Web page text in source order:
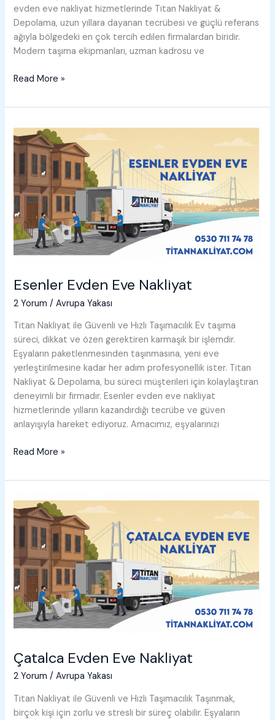
evden eve nakliyat hizmetlerinde Titan Nakliyat &
Depolama, uzun yıllara dayanan tecrübesi ve güçlü referans
ağıyla bölgedeki en çok tercih edilen firmalardan biridir.
Modern taşıma ekipmanları, uzman kadrosu ve
Esenyurt
Eve
Read More »
Esenler Evden Eve Nakliyat
2 Yorum /Avrupa Yakası
Titan Nakliyat ile Güvenli ve Hızlı Taşımacılık Ev taşıma
süreci, dikkat ve özen gerektiren karmaşık bir işlemdir.
Eşyaların paketlenmesinden taşınmasına, yeni eve
yerleştirilmesine kadar her adım profesyonellik ister. Titan
Nakliyat & Depolama, bu süreci müşterileri için kolaylaştıran
deneyimli bir firmadır. Esenler evden eve nakliyat
hizmetlerinde yılların kazandırdığı tecrübe ve güven
anlayışıyla hareket ediyoruz. Amacımız, eşyalarınızı
Esenler
Eve
Read More »
Çatalca Evden Eve Nakliyat
2 Yorum /Avrupa Yakası
Titan Nakliyat ile Güvenli ve Hızlı Taşımacılık Taşınmak,
birçok kişi için zorlu ve stresli bir süreç olabilir. Eşyaların